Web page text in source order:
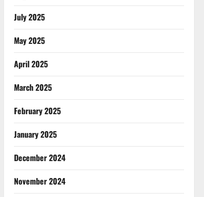
July 2025
May 2025
April 2025
March 2025
February 2025
January 2025
December 2024
November 2024